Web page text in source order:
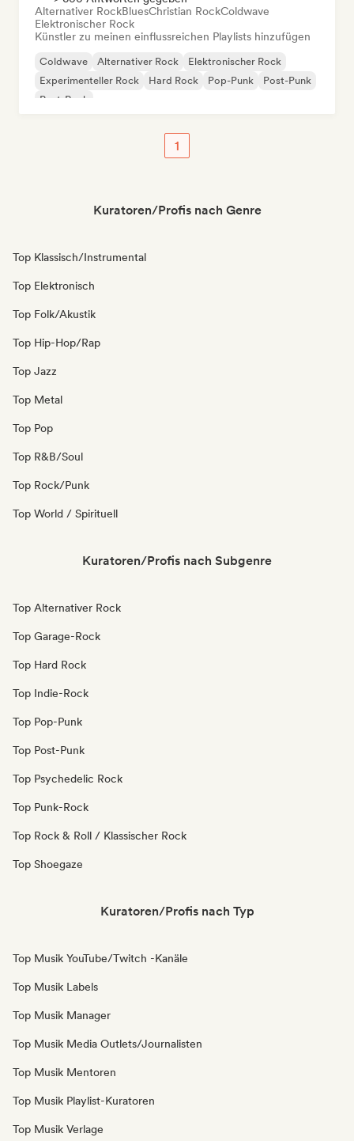
Alternativer RockBluesChristian RockColdwave
Elektronischer Rock
Künstler zu meinen einflussreichen Playlists hinzufügen
Coldwave Alternativer Rock
Elektronischer Rock
Experimenteller Rock
Hard Rock Pop-Punk
Post-Punk
Post-Rock
1
Kuratoren/Profis nach Genre
Top Klassisch/Instrumental
Top Elektronisch
Top Folk/Akustik
Top Hip-Hop/Rap
Top Jazz
Top Metal
Top Pop
Top R&B/Soul
Top Rock/Punk
Top World / Spirituell
Kuratoren/Profis nach Subgenre
Top Alternativer Rock
Top Garage-Rock
Top Hard Rock
Top Indie-Rock
Top Pop-Punk
Top Post-Punk
Top Psychedelic Rock
Top Punk-Rock
Top Rock & Roll / Klassischer Rock
Top Shoegaze
Kuratoren/Profis nach Typ
Top Musik YouTube/Twitch -Kanäle
Top Musik Labels
Top Musik Manager
Top Musik Media Outlets/Journalisten
Top Musik Mentoren
Top Musik Playlist-Kuratoren
Top Musik Verlage